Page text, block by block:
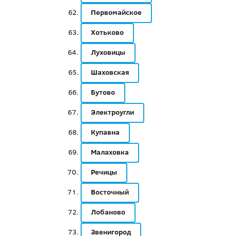
Первомайское
Хотьково
Луховицы
Шаховская
Бутово
Электроугли
Купавна
Малаховка
Речицы
Восточный
Лобаново
Звенигород